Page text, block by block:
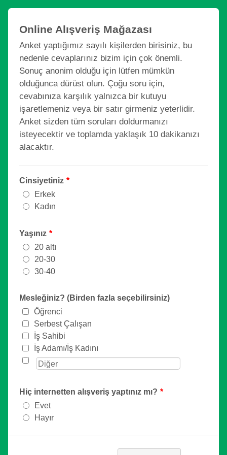
Online Alışveriş Mağazası
Anket yaptığımız sayılı kişilerden birisiniz, bu
nedenle cevaplarınız bizim için çok önemli.
Sonuç anonim olduğu için lütfen mümkün
olduğunca dürüst olun. Çoğu soru için,
cevabınıza karşılık yalnızca bir kutuyu
işaretlemeniz veya bir satır girmeniz yeterlidir.
Anket sizden tüm soruları doldurmanızı
isteyecektir ve toplamda yaklaşık 10 dakikanızı
alacaktır.
Cinsiyetiniz *
Erkek
Kadın
Yaşınız *
20 altı
20-30
30-40
Mesleğiniz? (Birden fazla seçebilirsiniz)
Öğrenci
Serbest Çalışan
İş Sahibi
İş Adamı/İş Kadını
Hiç internetten alışveriş yaptınız mı? *
Evet
Hayır